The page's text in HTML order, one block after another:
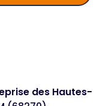
des Hautes-